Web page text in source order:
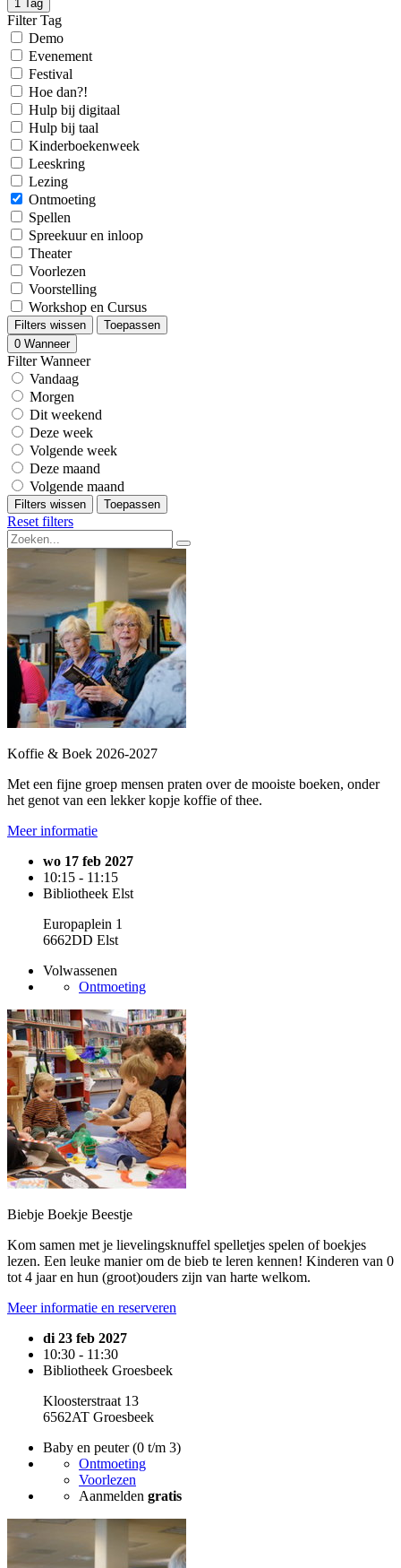
1 Tag
Filter Tag
Demo
Evenement
Festival
Hoe dan?!
Hulp bij digitaal
Hulp bij taal
Kinderboekenweek
Leeskring
Lezing
Ontmoeting
Spellen
Spreekuur en inloop
Theater
Voorlezen
Voorstelling
Workshop en Cursus
Filters wissen
Toepassen
0 Wanneer
Filter Wanneer
Vandaag
Morgen
Dit weekend
Deze week
Volgende week
Deze maand
Volgende maand
Filters wissen Toepassen
Reset filters
Koffie & Boek 2026-2027
Met een fijne groep mensen praten over de mooiste boeken, onder
het genot van een lekker kopje koffie of thee.
Meer informatie
wo 17 feb 2027
10:15 - 11:15
Bibliotheek Elst
Europaplein 1
6662DD Elst
Volwassenen
Ontmoeting
Biebje Boekje Beestje
Kom samen met je lievelingsknuffel spelletjes spelen of boekjes
lezen. Een leuke manier om de bieb te leren kennen! Kinderen van 0
tot 4 jaar en hun (groot)ouders zijn van harte welkom.
Meer informatie en reserveren
di 23 feb 2027
10:30 - 11:30
Bibliotheek Groesbeek
Kloosterstraat 13
6562AT Groesbeek
Baby en peuter (0 t/m 3)
Ontmoeting
Voorlezen
Aanmelden gratis